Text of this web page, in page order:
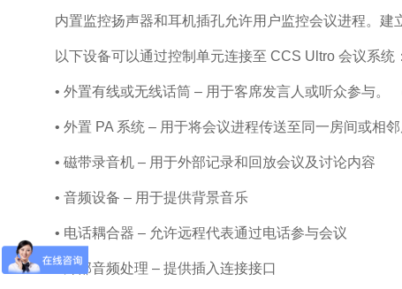
内置监控扬声器和耳机插孔允许用户监控会议进程。建
以下设备可以通过控制单元连接至 CCS Ultro 会议系统：
• 外置有线或无线话筒 – 用于客席发言人或听众参与。
• 外置 PA 系统 – 用于将会议进程传送至同一房间或相
• 磁带录音机 – 用于外部记录和回放会议及讨论内容
• 音频设备 – 用于提供背景音乐
• 电话耦合器 – 允许远程代表通过电话参与会议
• 外部音频处理 – 提供插入连接接口